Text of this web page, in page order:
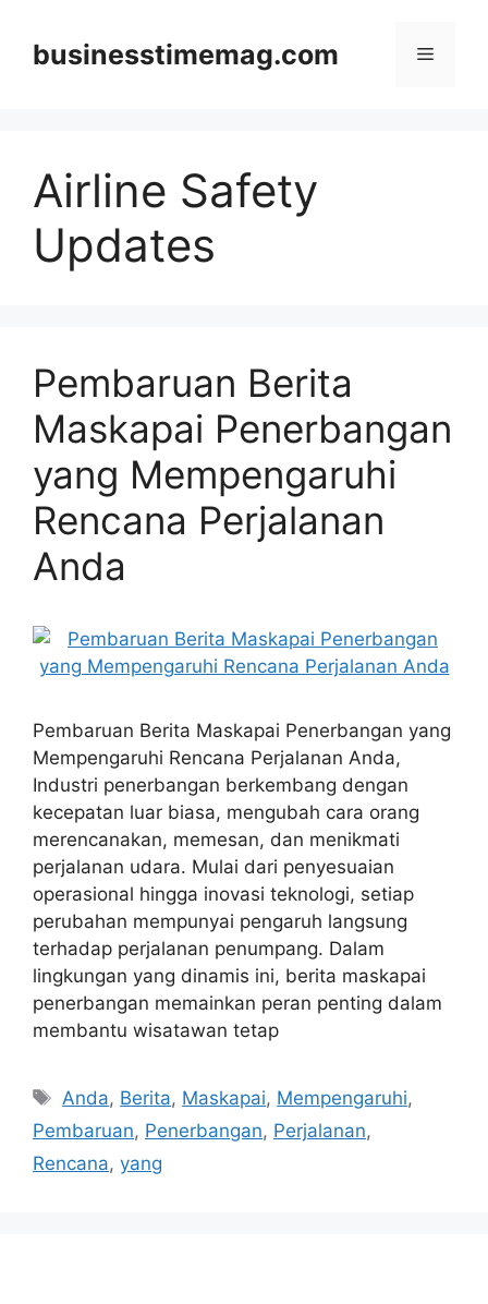
contentbusinesstimemag.com Menu
Airline Safety
Updates
Pembaruan Berita
Maskapai Penerbangan
yang Mempengaruhi
Rencana Perjalanan
Anda
Pembaruan Berita Maskapai Penerbangan yang
Mempengaruhi Rencana Perjalanan Anda,
Industri penerbangan berkembang dengan
kecepatan luar biasa, mengubah cara orang
merencanakan, memesan, dan menikmati
perjalanan udara. Mulai dari penyesuaian
operasional hingga inovasi teknologi, setiap
perubahan mempunyai pengaruh langsung
terhadap perjalanan penumpang. Dalam
lingkungan yang dinamis ini, berita maskapai
penerbangan memainkan peran penting dalam
membantu wisatawan tetap
Tags
Anda, Berita, Maskapai, Mempengaruhi,
Pembaruan, Penerbangan, Perjalanan,
Rencana, yang